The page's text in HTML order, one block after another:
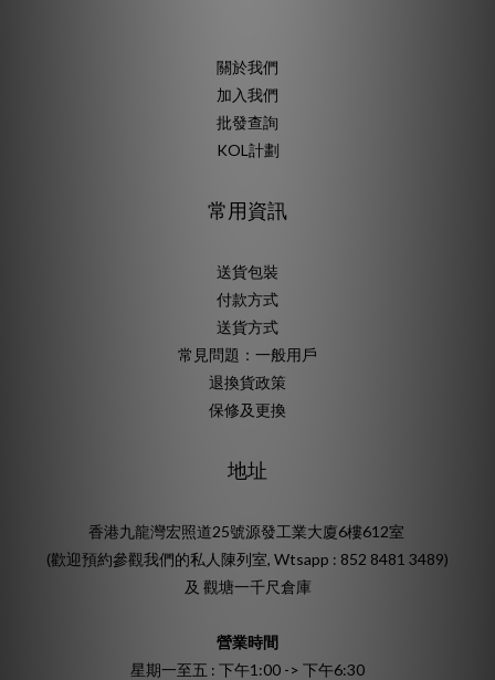
關於我們
加入我們
批發查詢
KOL計劃
常用資訊
送貨包裝
付款方式
送貨方式
常見問題：一般用戶
退換貨政策
保修及更換
地址
香港九龍灣宏照道25號源發工業大廈6樓612室
(歡迎預約參觀我們的私人陳列室, Wtsapp : 852 8481 3489)
及 觀塘一千尺倉庫
營業時間
星期一至五 : 下午1:00 -> 下午6:30